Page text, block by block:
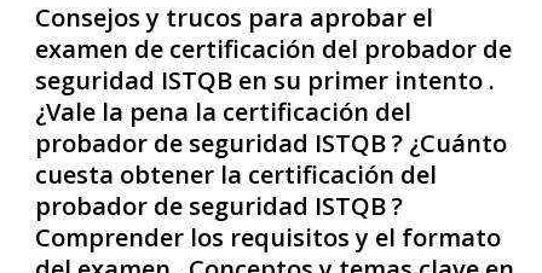
Consejos y trucos para aprobar el
examen de certificación del probador de
seguridad ISTQB en su primer intento .
¿Vale la pena la certificación del
probador de seguridad ISTQB ? ¿Cuánto
cuesta obtener la certificación del
probador de seguridad ISTQB ?
Comprender los requisitos y el formato